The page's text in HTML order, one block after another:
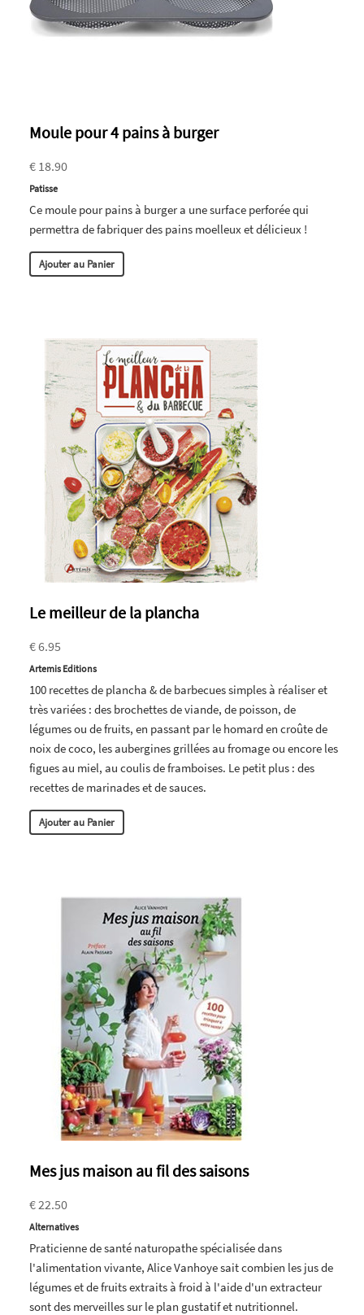
Moule pour 4 pains à burger
€ 18.90
Patisse
Ce moule pour pains à burger a une surface perforée qui
permettra de fabriquer des pains moelleux et délicieux !
Ajouter au Panier
Le meilleur de la plancha
€ 6.95
Artemis Editions
100 recettes de plancha & de barbecues simples à réaliser et
très variées : des brochettes de viande, de poisson, de
légumes ou de fruits, en passant par le homard en croûte de
noix de coco, les aubergines grillées au fromage ou encore les
figues au miel, au coulis de framboises. Le petit plus : des
recettes de marinades et de sauces.
Ajouter au Panier
Mes jus maison au fil des saisons
€ 22.50
Alternatives
Praticienne de santé naturopathe spécialisée dans
l'alimentation vivante, Alice Vanhoye sait combien les jus de
légumes et de fruits extraits à froid à l'aide d'un extracteur
sont des merveilles sur le plan gustatif et nutritionnel.